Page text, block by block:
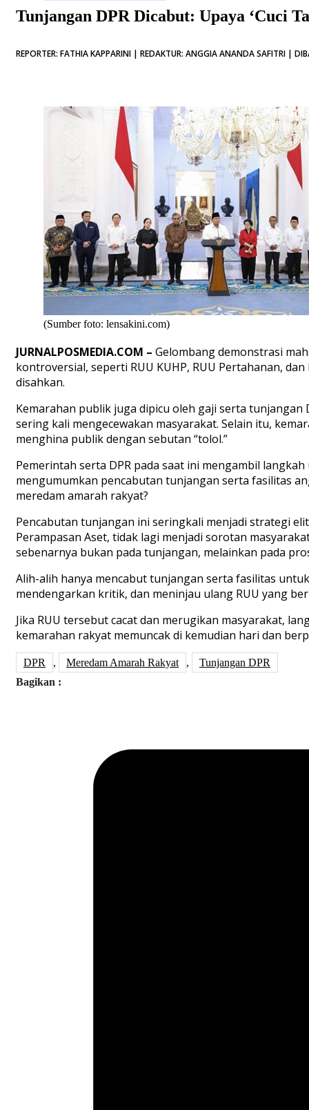
Tunjangan DPR Dicabut: Upaya ‘Cuci
REPORTER: FATHIA KAPPARINI | REDAKTUR: ANGGIA ANANDA SAFITRI |
(Sumber foto: lensakini.com)
JURNALPOSMEDIA.COM – Gelombang demonstrasi
kontroversial, seperti RUU KUHP, RUU Pertahanan,
disahkan.
Kemarahan publik juga dipicu oleh gaji serta
sering kali mengecewakan masyarakat. Selain itu,
menghina publik dengan sebutan “tolol.”
Pemerintah serta DPR pada saat ini mengambil
mengumumkan pencabutan tunjangan serta fasilitas
meredam amarah rakyat?
Pencabutan tunjangan ini seringkali menjadi strategi
Perampasan Aset, tidak lagi menjadi sorotan
sebenarnya bukan pada tunjangan, melainkan pada
Alih-alih hanya mencabut tunjangan serta fasilitas
mendengarkan kritik, dan meninjau ulang RUU yang
Jika RUU tersebut cacat dan merugikan masyarakat,
kemarahan rakyat memuncak di kemudian hari dan
DPR , Meredam Amarah Rakyat ,
Tunjangan DPR
Bagikan :